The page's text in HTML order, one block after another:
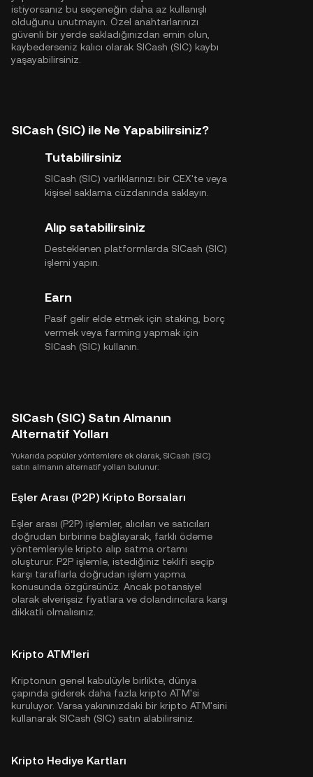
istiyorsanız bu seçeneğin daha az kullanışlı
olduğunu unutmayın. Özel anahtarlarınızı
güvenli bir yerde sakladığınızdan emin olun,
kaybederseniz kalıcı olarak SICash (SIC) kaybı
yaşayabilirsiniz.
SICash (SIC) ile Ne Yapabilirsiniz?
Tutabilirsiniz
SICash (SIC) varlıklarınızı bir CEX'te veya
kişisel saklama cüzdanında saklayın.
Alıp satabilirsiniz
Desteklenen platformlarda SICash (SIC)
işlemi yapın.
Earn
Pasif gelir elde etmek için staking, borç
vermek veya farming yapmak için
SICash (SIC) kullanın.
SICash (SIC) Satın Almanın
Alternatif Yolları
Yukarıda popüler yöntemlere ek olarak, SICash (SIC)
satın almanın alternatif yolları bulunur:
Eşler Arası (P2P) Kripto Borsaları
Eşler arası (P2P) işlemler, alıcıları ve satıcıları
doğrudan birbirine bağlayarak, farklı ödeme
yöntemleriyle kripto alıp satma ortamı
oluşturur. P2P işlemle, istediğiniz teklifi seçip
karşı taraflarla doğrudan işlem yapma
konusunda özgürsünüz. Ancak potansiyel
olarak elverişsiz fiyatlara ve dolandırıcılara karşı
dikkatli olmalısınız.
Kripto ATM'leri
Kriptonun genel kabulüyle birlikte, dünya
çapında giderek daha fazla kripto ATM'si
kuruluyor. Varsa yakınınızdaki bir kripto ATM'sini
kullanarak SICash (SIC) satın alabilirsiniz.
Kripto Hediye Kartları